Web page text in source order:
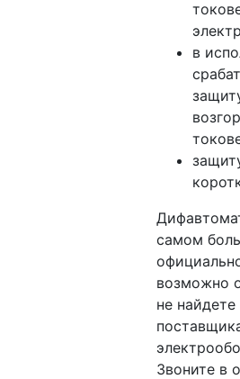
в
самом
возможно
не
Звоните в